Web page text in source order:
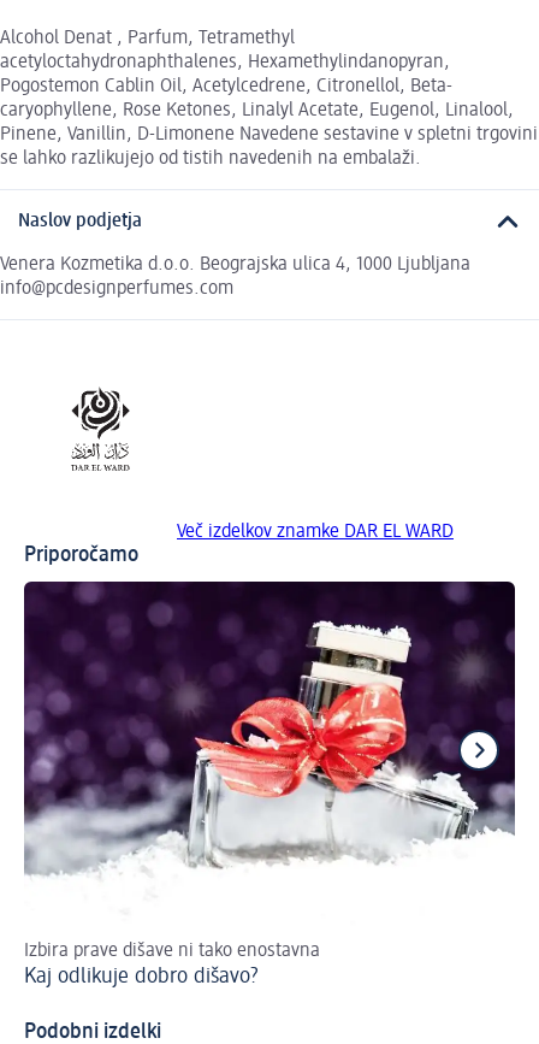
Alcohol Denat , Parfum, Tetramethyl
acetyloctahydronaphthalenes, Hexamethylindanopyran,
Pogostemon Cablin Oil, Acetylcedrene, Citronellol, Beta-
caryophyllene, Rose Ketones, Linalyl Acetate, Eugenol, Linalool,
Pinene, Vanillin, D-Limonene Navedene sestavine v spletni trgovini
se lahko razlikujejo od tistih navedenih na embalaži.
Naslov podjetja
Venera Kozmetika d.o.o. Beograjska ulica 4, 1000 Ljubljana
info@pcdesignperfumes.com
Več izdelkov znamke DAR EL WARD
Priporočamo
Izbira prave dišave ni tako enostavna
Kaj odlikuje dobro dišavo?
Podobni izdelki